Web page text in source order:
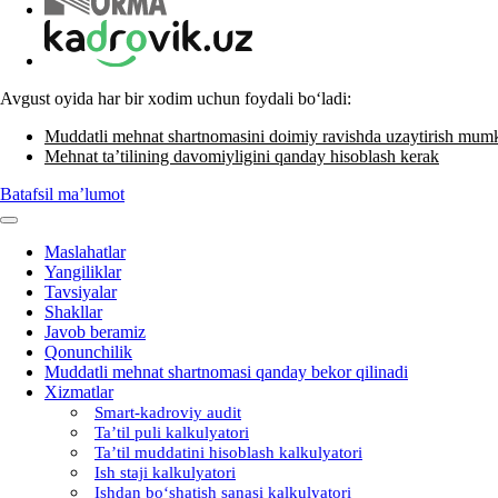
Avgust oyida har bir хodim uchun foydali boʻladi:
Muddatli mehnat shartnomasini doimiy ravishda uzaytirish
Mehnat ta’tilining davomiyligini qanday hisoblash kerak
Batafsil ma’lumot
Maslahatlar
Yangiliklar
Tavsiyalar
Shakllar
Javob beramiz
Qonunchilik
Muddatli mehnat shartnomasi qanday bekor qilinadi
Xizmatlar
Smart-kadroviy audit
Ta’til puli kalkulyatori
Ta’til muddatini hisoblash kalkulyatori
Ish staji kalkulyatori
Ishdan boʻshatish sanasi kalkulyatori